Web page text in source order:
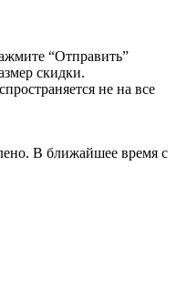
“Отправить”
скидки.
не на все
В ближайшее время с